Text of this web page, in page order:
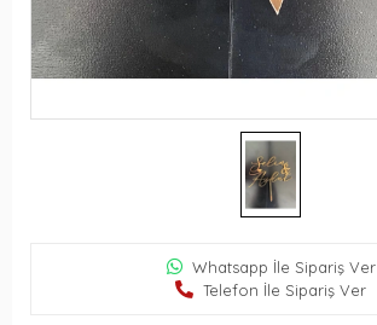
Whatsapp İle Sipariş Ver
Telefon İle Sipariş Ver